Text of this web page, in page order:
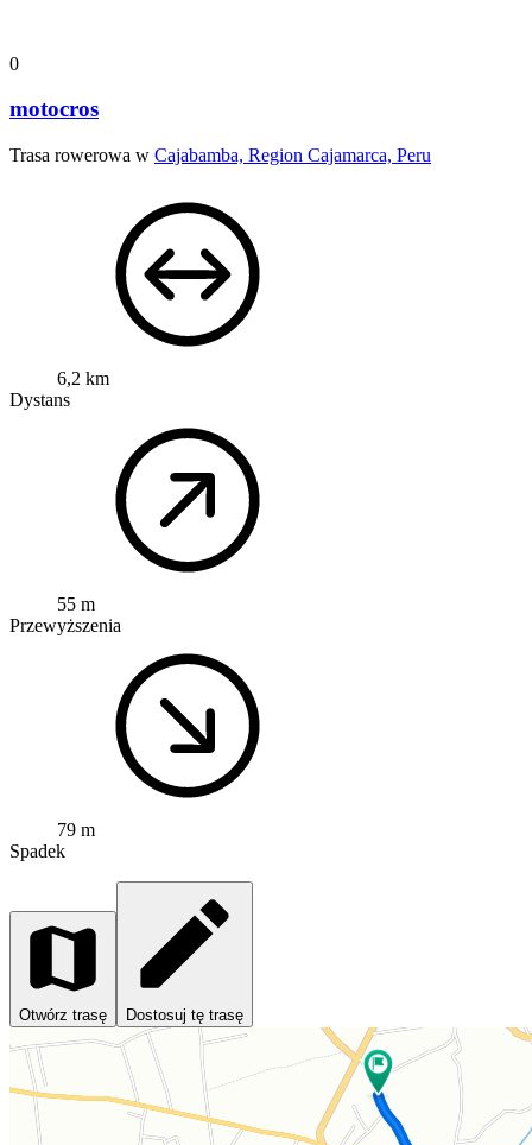
0
motocros
Trasa rowerowa w Cajabamba, Region Cajamarca, Peru
6,2 km
Dystans
55 m
Przewyższenia
79 m
Spadek
Otwórz trasę Dostosuj tę trasę